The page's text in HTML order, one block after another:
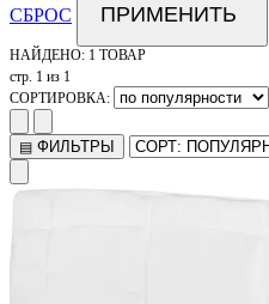
СБРОС ПРИМЕНИТЬ
НАЙДЕНО: 1 ТОВАР
стр. 1 из 1
СОРТИРОВКА:
▤ ФИЛЬТРЫ